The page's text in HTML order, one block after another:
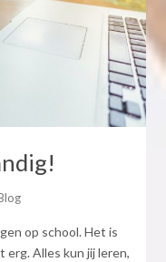
op school. Het is
erg. Alles kun jij leren,